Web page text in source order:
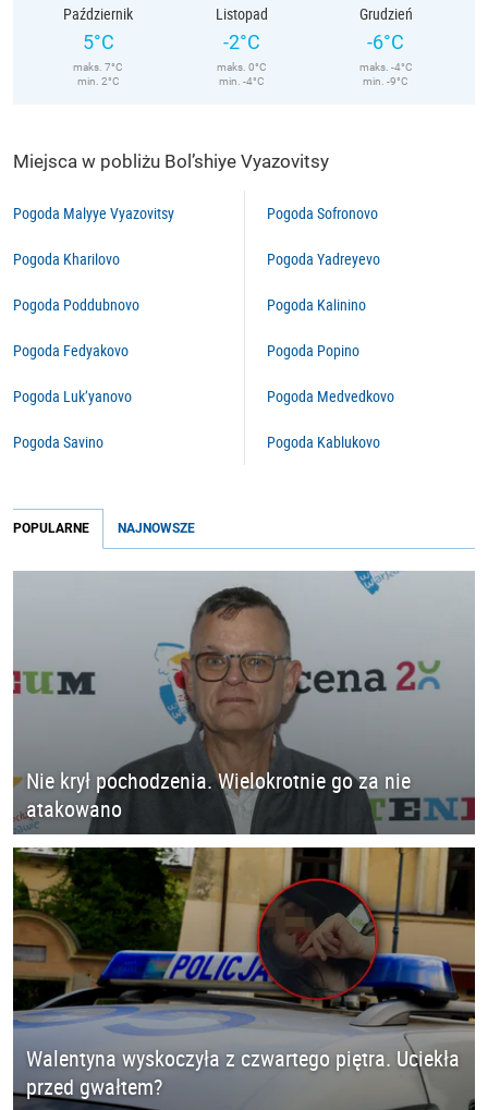
Październik
5°C
maks. 7°C
min. 2°C
Listopad
-2°C
maks. 0°C
min. -4°C
Grudzień
-6°C
maks. -4°C
min. -9°C
Miejsca w pobliżu Bol’shiye Vyazovitsy
Pogoda Malyye Vyazovitsy
Pogoda Kharilovo
Pogoda Poddubnovo
Pogoda Fedyakovo
Pogoda Luk’yanovo
Pogoda Savino
Pogoda Sofronovo
Pogoda Yadreyevo
Pogoda Kalinino
Pogoda Popino
Pogoda Medvedkovo
Pogoda Kablukovo
POPULARNE NAJNOWSZE
Nie krył pochodzenia. Wielokrotnie go za nie
atakowano
Walentyna wyskoczyła z czwartego piętra. Uciekła
przed gwałtem?